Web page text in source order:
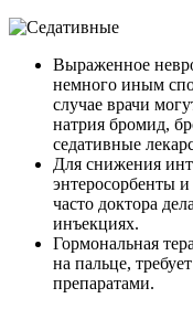
Выраженное
немного иным
случае врачи
натрия бромид,
седативные
Для снижения
энтеросорбенты
часто доктора
инъекциях.
Гормональная
на пальце,
препаратами.